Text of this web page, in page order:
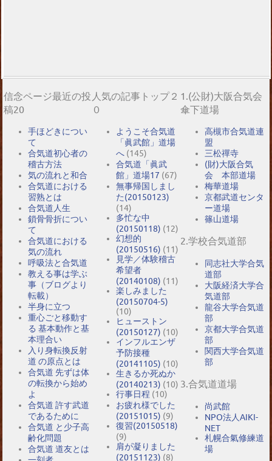
信念ページ最近の投
稿20
手ほどきについ
て
合気道初心者の
稽古方法
気の流れと和合
合気道における
習熟とは
合気道人生
鎖骨骨折につい
て
合気道における
気の流れ
呼吸法と合気道
教える事は学ぶ
事（ブログより
転載）
半身に立つ
重心ごと移動す
る 基本動作と基
本理合い
入り身転換反射
道 の原点とは
合気道 先ずは体
の転換から始め
よ
合気道 許す武道
であるために
合気道 と少子高
齢化問題
合気道 道友とは
人気の記事トップ２
０
ようこそ合気道
「眞武館」道場
へ (145)
合気道「眞武
館」道場17 (67)
無事帰国しまし
た(20150123)
(14)
多忙な中
(20150118) (12)
幻想的
(20150516) (11)
見学／体験稽古
希望者
(20140108) (11)
楽しみました
(20150704-5)
(10)
ヒューストン
(20150127) (10)
インフルエンザ
予防接種
(20141105) (10)
生きるか死ぬか
(20140213) (10)
行事日程 (10)
お疲れ様でした
(20151015) (9)
復習(20150518)
(9)
肩が凝りました
(20151123) (8)
1.(公財)大阪合気会
傘下道場
高槻市合気道連
盟
三松禪寺
(財)大阪合気
会 本部道場
梅華道場
京都武道センタ
ー道場
篠山道場
2.学校合気道部
同志社大学合気
道部
大阪経済大学合
気道部
龍谷大学合気道
部
京都大学合気道
部
関西大学合気道
部
3.合気道道場
尚武館
NPO法人AIKI-
NET
札幌合氣修練道
場